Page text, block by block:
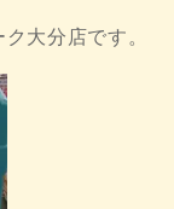
大分店です。